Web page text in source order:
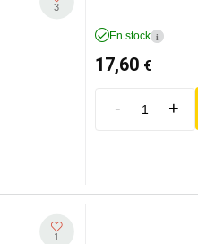
3
En stock i
17,60 €
- +
1